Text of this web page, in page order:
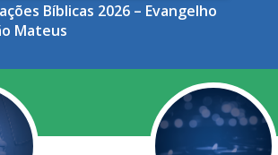
Bíblicas 2026 – Evangelho
Mateus